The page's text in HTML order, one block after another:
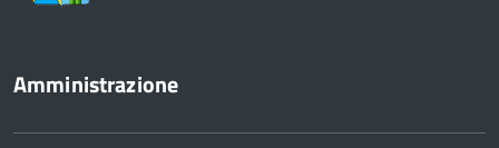
Amministrazione